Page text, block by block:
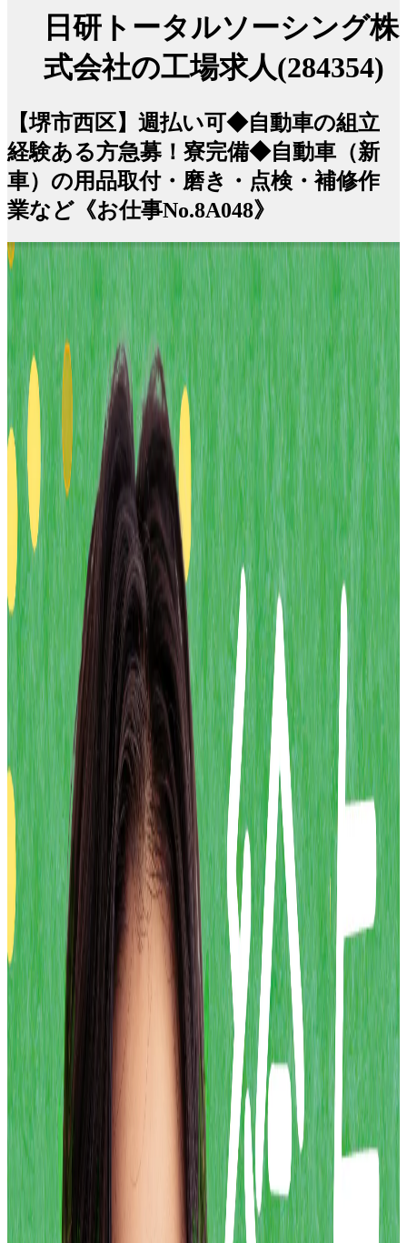
日研トータルソーシング株
式会社の工場求人(284354)
【堺市西区】週払い可◆自動車の組立
経験ある方急募！寮完備◆自動車（新
車）の用品取付・磨き・点検・補修作
業など《お仕事No.8A048》